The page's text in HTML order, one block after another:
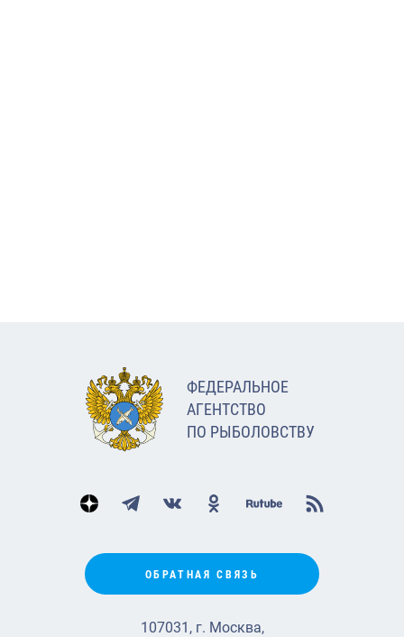
ФЕДЕРАЛЬНОЕ
АГЕНТСТВО
ПО РЫБОЛОВСТВУ
ОБРАТНАЯ СВЯЗЬ
107031, г. Москва,